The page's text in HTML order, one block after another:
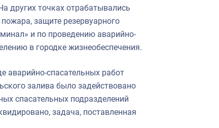
других точках отрабатывались
защите резервуарного
и по проведению аварийно-
в городке жизнеобеспечения.
аварийно-спасательных работ
залива было задействовано
спасательных подразделений
задача, поставленная